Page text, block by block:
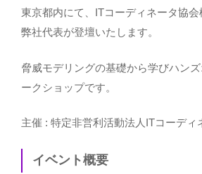
東京都内にて、ITコーディネータ協
弊社代表が登壇いたします。
脅威モデリングの基礎から学びハン
ークショップです。
主催 : 特定非営利活動法人ITコーディ
イベント概要